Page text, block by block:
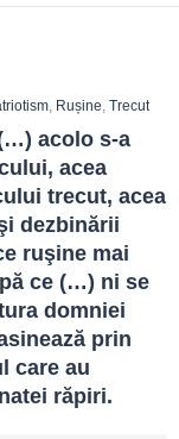
Rușine Trecut
acolo s-a
acea
trecut, acea
dezbinării
ruşine mai
ce (…) ni se
domniei
prin
care au
răpiri.